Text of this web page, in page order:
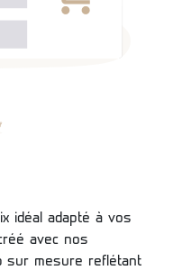
idéal adapté à vos
avec nos
sur mesure reflétant